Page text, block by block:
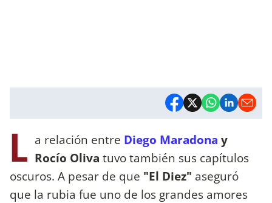
L a relación entre Diego Maradona y
Rocío Oliva tuvo también sus capítulos
oscuros. A pesar de que "El Diez" aseguró
que la rubia fue uno de los grandes amores